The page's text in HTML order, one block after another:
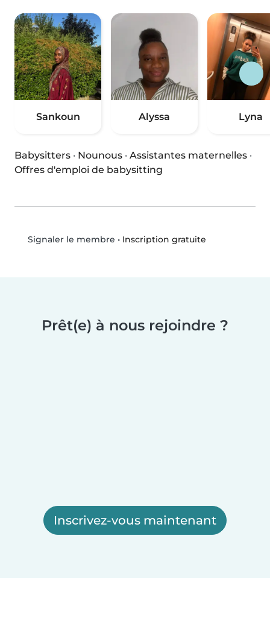
Sankoun Alyssa Lyna
Babysitters · Nounous · Assistantes maternelles ·
Offres d'emploi de babysitting
Signaler le membre • Inscription gratuite
Prêt(e) à nous rejoindre ?
Inscrivez-vous maintenant